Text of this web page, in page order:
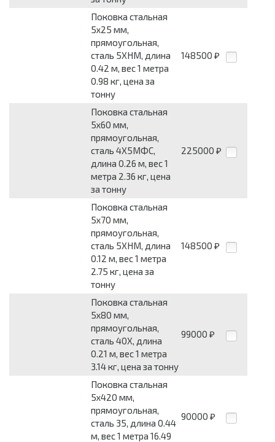
Поковка стальная
5x25 мм,
прямоугольная,
сталь 5ХНМ, длина
0.42 м, вес 1 метра
0.98 кг, цена за
тонну
148500 ₽
Поковка стальная
5x60 мм,
прямоугольная,
сталь 4Х5МФС,
длина 0.26 м, вес 1
метра 2.36 кг, цена
за тонну
225000 ₽
Поковка стальная
5x70 мм,
прямоугольная,
сталь 5ХНМ, длина
0.12 м, вес 1 метра
2.75 кг, цена за
тонну
148500 ₽
Поковка стальная
5x80 мм,
прямоугольная,
сталь 40Х, длина
0.21 м, вес 1 метра
3.14 кг, цена за тонну
99000 ₽
Поковка стальная
5x420 мм,
прямоугольная,
сталь 35, длина 0.44
м, вес 1 метра 16.49
90000 ₽